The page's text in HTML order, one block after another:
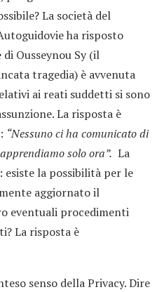
La società del
ha risposto
di Ousseynou Sy (il
tragedia) è avvenuta
ai reati suddetti si sono
La risposta è
“Nessuno ci ha comunicato di
solo ora”. La
esiste la possibilità per le
aggiornato il
eventuali procedimenti
La risposta è
senso della Privacy. Dire